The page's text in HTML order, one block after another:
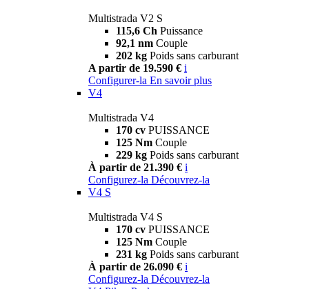
Multistrada V2 S
115,6 Ch Puissance
92,1 nm Couple
202 kg Poids sans carburant
A partir de 19.590 € i
Configurer-la En savoir plus
V4
Multistrada V4
170 cv PUISSANCE
125 Nm Couple
229 kg Poids sans carburant
À partir de 21.390 € i
Configurez-la Découvrez-la
V4 S
Multistrada V4 S
170 cv PUISSANCE
125 Nm Couple
231 kg Poids sans carburant
À partir de 26.090 € i
Configurez-la Découvrez-la